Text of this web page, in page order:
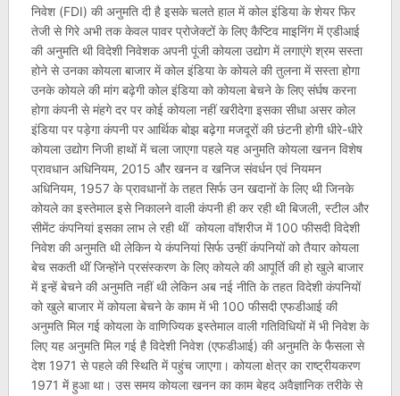
निवेश (FDI) की अनुमति दी है इसके चलते हाल में कोल इंडिया के शेयर फिर
तेजी से गिरे अभी तक केवल पावर प्रोजेक्टों के लिए कैप्टिव माइनिंग में एडीआई
की अनुमति थी विदेशी निवेशक अपनी पूंजी कोयला उद्योग में लगाएंगे श्रम सस्ता
होने से उनका कोयला बाजार में कोल इंडिया के कोयले की तुलना में सस्ता होगा
उनके कोयले की मांग बढ़ेगी कोल इंडिया को कोयला बेचने के लिए संर्घष करना
होगा कंपनी से मंहगे दर पर कोई कोयला नहीं खरीदेगा इसका सीधा असर कोल
इंडिया पर पड़ेगा कंपनी पर आर्थिक बोझ बढ़ेगा मजदूरों की छंटनी होगी धीरे-धीरे
कोयला उद्योग निजी हाथों में चला जाएगा पहले यह अनुमति कोयला खनन विशेष
प्रावधान अधिनियम, 2015 और खनन व खनिज संवर्धन एवं नियमन
अधिनियम, 1957 के प्रावधानों के तहत सिर्फ उन खदानों के लिए थी जिनके
कोयले का इस्तेमाल इसे निकालने वाली कंपनी ही कर रही थी बिजली, स्टील और
सीमेंट कंपनियां इसका लाभ ले रही थीं कोयला वाॅशरीज में 100 फीसदी विदेशी
निवेश की अनुमति थी लेकिन ये कंपनियां सिर्फ उन्हीं कंपनियों को तैयार कोयला
बेच सकती थीं जिन्होंने प्रसंस्करण के लिए कोयले की आपूर्ति की हो खुले बाजार
में इन्हें बेचने की अनुमति नहीं थी लेकिन अब नई नीति के तहत विदेशी कंपनियों
को खुले बाजार में कोयला बेचने के काम में भी 100 फीसदी एफडीआई की
अनुमति मिल गई कोयला के वाणिज्यिक इस्तेमाल वाली गतिविधियों में भी निवेश के
लिए यह अनुमति मिल गई है विदेशी निवेश (एफडीआई) की अनुमति के फैसला से
देश 1971 से पहले की स्थिति में पहुंच जाएगा। कोयला क्षेत्र का राष्ट्रीयकरण
1971 में हुआ था। उस समय कोयला खनन का काम बेहद अवैज्ञानिक तरीके से